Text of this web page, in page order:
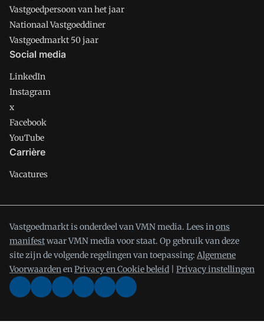
Vastgoedpersoon van het jaar
Nationaal Vastgoeddiner
Vastgoedmarkt 50 jaar
Social media
LinkedIn
Instagram
x
Facebook
YouTube
Carrière
Vacatures
Vastgoedmarkt is onderdeel van VMN media. Lees inons
manifestwaar VMN media voor staat. Op gebruik van deze
site zijn de volgende regelingen van toepassing: Algemene
VoorwaardenenPrivacy en Cookie beleid Privacy instellingen